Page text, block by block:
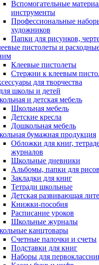
Вспомогательные
инструменты
Профессиональные
художников
Папки для рисунков,
пистолеты и
Клеевые пистолеты
Стержни к клеевым
для творчества
школы и детей
и детская мебель
Школьная мебель
Детские кресла
Дошкольная мебель
бумажная продукция
Обложки для книг,
журналов
Школьные дневники
Альбомы, папки для
Закладки для книг
Тетради школьные
Детская развивающая
Книжки-пособия
Расписание уроков
Школьные журналы
канцтовары
Счетные палочки и счеты
Подставки для книг
Наборы для